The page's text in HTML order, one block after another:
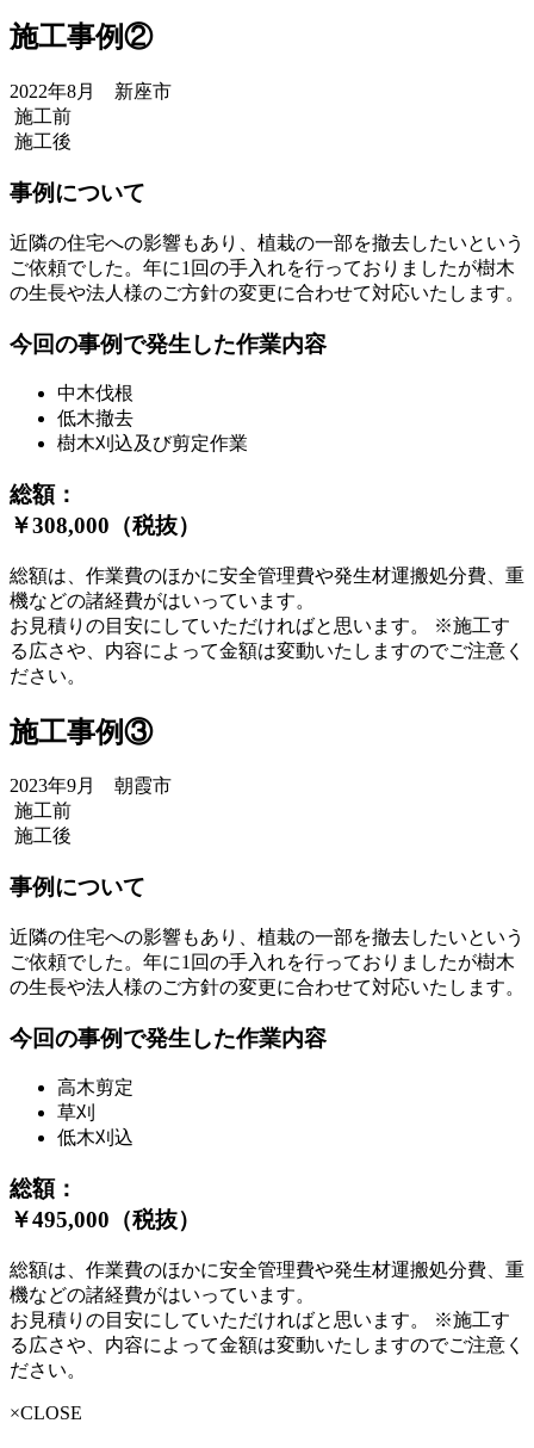
施工事例②
2022年8月 新座市
施工前
施工後
事例について
近隣の住宅への影響もあり、植栽の一部を撤去したいという
ご依頼でした。年に1回の手入れを行っておりましたが樹木
の生長や法人様のご方針の変更に合わせて対応いたします。
今回の事例で発生した作業内容
中木伐根
低木撤去
樹木刈込及び剪定作業
総額：
￥308,000（税抜）
総額は、作業費のほかに安全管理費や発生材運搬処分費、重
機などの諸経費がはいっています。
お見積りの目安にしていただければと思います。 ※施工す
る広さや、内容によって金額は変動いたしますのでご注意く
ださい。
施工事例③
2023年9月 朝霞市
施工前
施工後
事例について
近隣の住宅への影響もあり、植栽の一部を撤去したいという
ご依頼でした。年に1回の手入れを行っておりましたが樹木
の生長や法人様のご方針の変更に合わせて対応いたします。
今回の事例で発生した作業内容
高木剪定
草刈
低木刈込
総額：
￥495,000（税抜）
総額は、作業費のほかに安全管理費や発生材運搬処分費、重
機などの諸経費がはいっています。
お見積りの目安にしていただければと思います。 ※施工す
る広さや、内容によって金額は変動いたしますのでご注意く
ださい。
×CLOSE